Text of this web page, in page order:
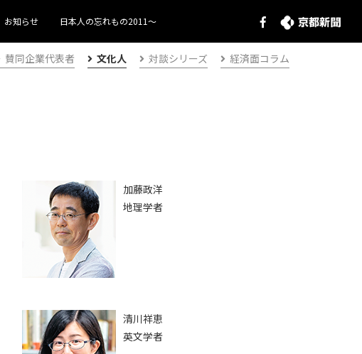
お知らせ 日本人の忘れもの2011～
賛同企業代表者 文化人 対談シリーズ 経済面コラム
加藤政洋
地理学者
清川祥恵
英文学者